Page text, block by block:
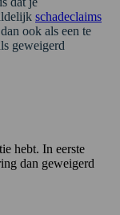
schadeclaims
ook als een te
geweigerd
hebt. In eerste
dan geweigerd